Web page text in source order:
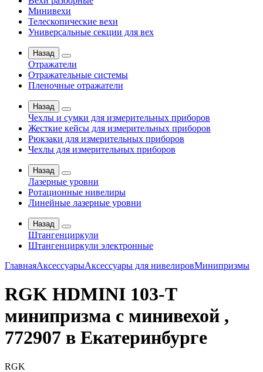
Минивехи
Телескопические вехи
Универсальные секции для вех
Назад
Отражатели
Отражательные системы
Пленочные отражатели
Назад
Чехлы и сумки для измерительных приборов
Жесткие кейсы для измерительных приборов
Рюкзаки для измерительных приборов
Чехлы для измерительных приборов
Назад
Лазерные уровни
Ротационные нивелиры
Линейные лазерные уровни
Назад
Штангенциркули
Штангенциркули электронные
ГлавнаяАксессуарыАксессуары для нивелировМинипризмы
RGK HDMINI 103-T
минипризма с минивехой ,
772907 в Екатеринбурге
RGK